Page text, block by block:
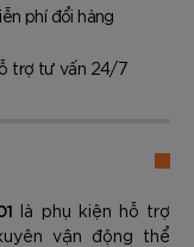
phí đổi hàng
trợ tư vấn 24/7
là phụ kiện hỗ trợ
vận động thể